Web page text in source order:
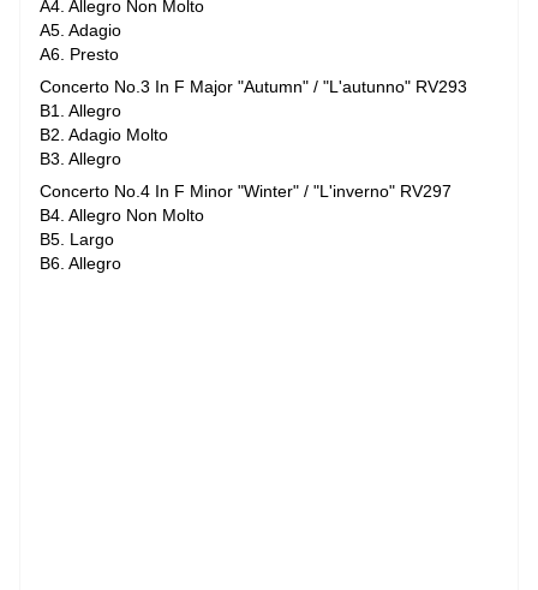
A4. Allegro Non Molto
A5. Adagio
A6. Presto
Concerto No.3 In F Major "Autumn" / "L'autunno" RV293
B1. Allegro
B2. Adagio Molto
B3. Allegro
Concerto No.4 In F Minor "Winter" / "L'inverno" RV297
B4. Allegro Non Molto
B5. Largo
B6. Allegro